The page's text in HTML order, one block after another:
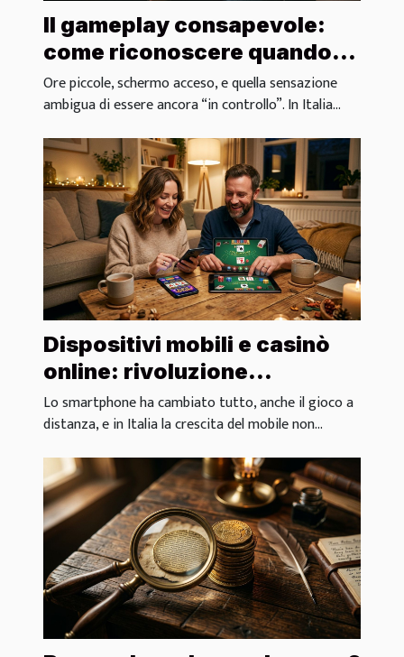
Il gameplay consapevole:
come riconoscere quando
fermarsi davvero
Ore piccole, schermo acceso, e quella sensazione
ambigua di essere ancora “in controllo”. In Italia...
Dispositivi mobili e casinò
online: rivoluzione
silenziosa nel modo di
giocare
Lo smartphone ha cambiato tutto, anche il gioco a
distanza, e in Italia la crescita del mobile non...